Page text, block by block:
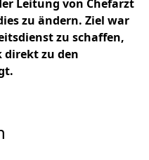
Leitung von Chefarzt
zu ändern. Ziel war
zu schaffen,
direkt zu den